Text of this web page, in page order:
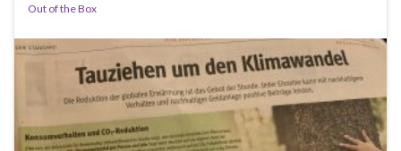
Out of the Box